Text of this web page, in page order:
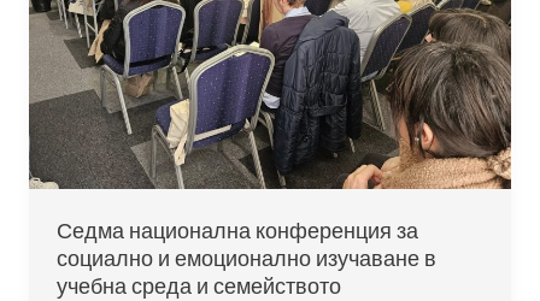
човеколюбивото
образование
Седма национална конференция за
социално и емоционално изучаване в
учебна среда и семейството